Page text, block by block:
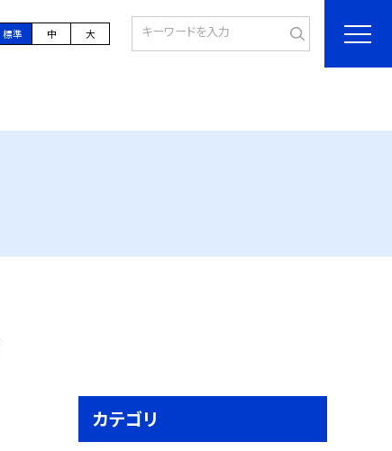
標準 中 大
カテゴリ